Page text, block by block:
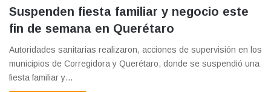
Suspenden fiesta familiar y negocio este
fin de semana en Querétaro
Autoridades sanitarias realizaron, acciones de supervisión en los
municipios de Corregidora y Querétaro, donde se suspendió una
fiesta familiar y…